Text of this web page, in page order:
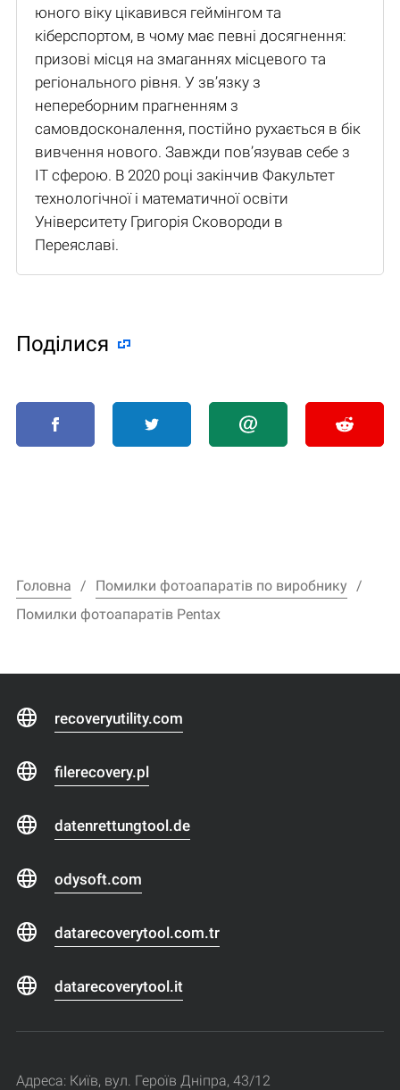
юного віку цікавився геймінгом та
кіберспортом, в чому має певні досягнення:
призові місця на змаганнях місцевого та
регіонального рівня. У зв’язку з
непереборним прагненням з
самовдосконалення, постійно рухається в бік
вивчення нового. Завжди пов’язував себе з
IT сферою. В 2020 році закінчив Факультет
технологічної і математичної освіти
Університету Григорія Сковороди в
Переяславі.
Поділися
Головна
Помилки фотоапаратів по виробнику
Помилки фотоапаратів Pentax
recoveryutility.com
filerecovery.pl
datenrettungtool.de
odysoft.com
datarecoverytool.com.tr
datarecoverytool.it
Адреса: Київ, вул. Героїв Дніпра, 43/12